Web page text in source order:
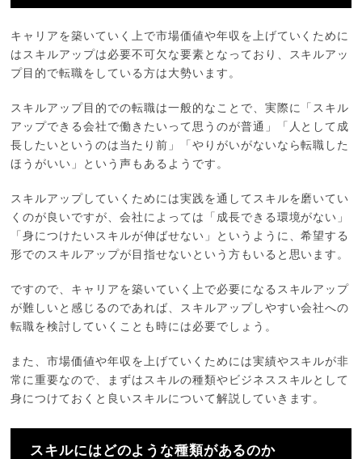
キャリアを築いていく上で市場価値や年収を上げていくために
はスキルアップは必要不可欠な要素となっており、スキルアッ
プ目的で転職をしている方は大勢います。
スキルアップ目的での転職は一般的なことで、実際に「スキル
アップできる会社で働きたいって思うのが普通」「人として成
長したいというのは当たり前」「やりがいがないなら転職した
ほうがいい」という声もあるようです。
スキルアップしていくためには実践を通してスキルを磨いてい
くのが良いですが、会社によっては「成長できる環境がない」
「身につけたいスキルが伸ばせない」というように、希望する
形でのスキルアップが目指せないという方もいると思います。
ですので、キャリアを築いていく上で必要になるスキルアップ
が難しいと感じるのであれば、スキルアップしやすい会社への
転職を検討していくことも時には必要でしょう。
また、市場価値や年収を上げていくためには実績やスキルが非
常に重要なので、まずはスキルの種類やビジネススキルとして
身につけておくと良いスキルについて解説していきます。
スキルにはどのような種類があるのか